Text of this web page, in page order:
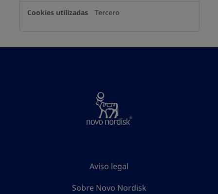
Tercero
Aviso legal
Sobre Novo Nordisk